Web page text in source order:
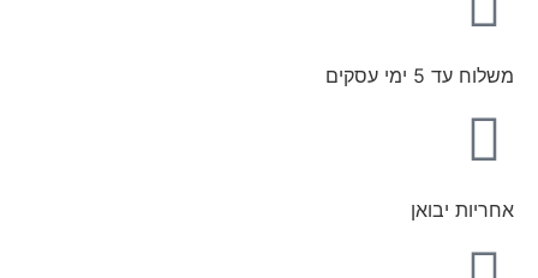
משלוח עד 5 ימי עסקים
אחריות יבואן